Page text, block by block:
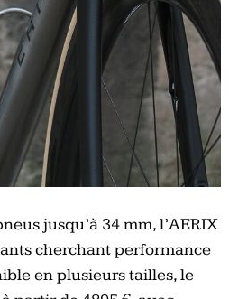
jusqu’à 34 mm, l’AERIX
cherchant performance
en plusieurs tailles, le